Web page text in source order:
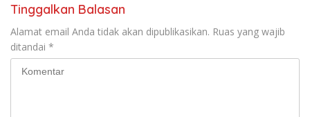
Tinggalkan Balasan
Alamat email Anda tidak akan dipublikasikan. Ruas yang wajib
ditandai *